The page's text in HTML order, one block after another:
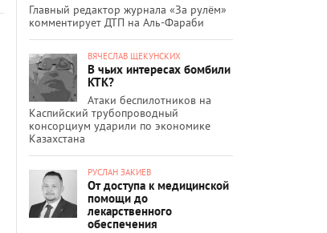
Главный редактор журнала «За рулём»
комментирует ДТП на Аль-Фараби
ВЯЧЕСЛАВ ЩЕКУНСКИХ
В чьих интересах бомбили
КТК?
Атаки беспилотников на
Каспийский трубопроводный
консорциум ударили по экономике
Казахстана
РУСЛАН ЗАКИЕВ
От доступа к медицинской
помощи до
лекарственного
обеспечения